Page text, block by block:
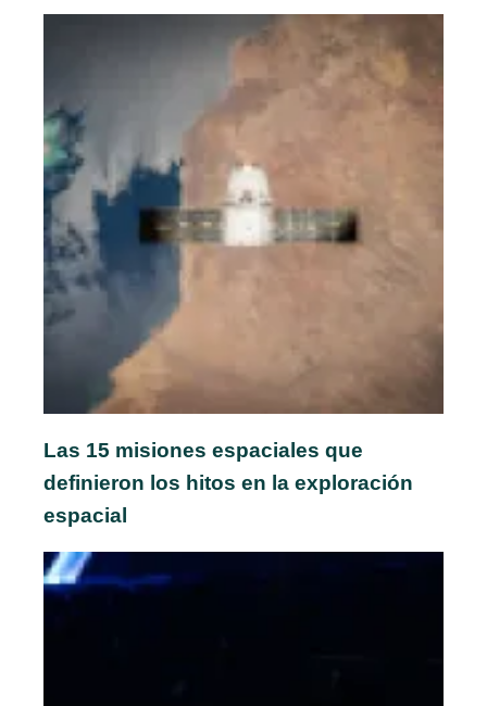
Las 15 misiones espaciales que
definieron los hitos en la exploración
espacial